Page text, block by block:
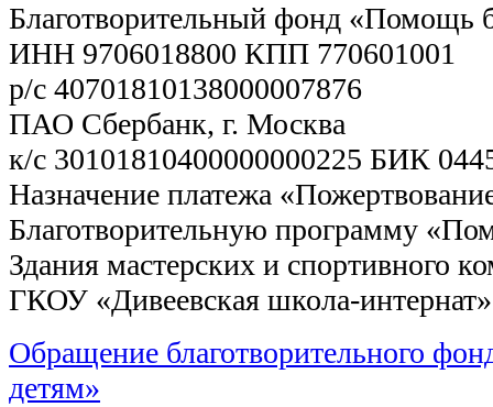
Благотворительный фонд «Помощь
ИНН 9706018800 КПП 770601001
р/с 40701810138000007876
ПАО Сбербанк, г. Москва
к/с 30101810400000000225 БИК
Назначение платежа
Благотворительную программу
Здания мастерских и спортивного
ГКОУ «Дивеевская школа-
Обращение благотворительного
детям»